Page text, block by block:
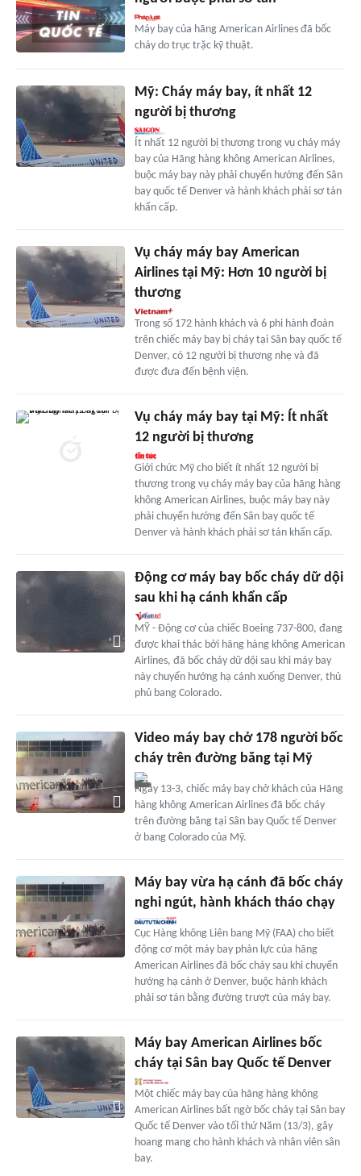
Máy bay của hãng American Airlines đã bốc
cháy do trục trặc kỹ thuật.
Mỹ: Cháy máy bay, ít nhất 12
người bị thương
Ít nhất 12 người bị thương trong vụ cháy máy
bay của Hãng hàng không American Airlines,
buộc máy bay này phải chuyển hướng đến Sân
bay quốc tế Denver và hành khách phải sơ tán
khẩn cấp.
Vụ cháy máy bay American
Airlines tại Mỹ: Hơn 10 người bị
thương
Trong số 172 hành khách và 6 phi hành đoàn
trên chiếc máy bay bị cháy tại Sân bay quốc tế
Denver, có 12 người bị thương nhẹ và đã
được đưa đến bệnh viện.
Vụ cháy máy bay tại Mỹ: Ít nhất
12 người bị thương
Giới chức Mỹ cho biết ít nhất 12 người bị
thương trong vụ cháy máy bay của hãng hàng
không American Airlines, buộc máy bay này
phải chuyển hướng đến Sân bay quốc tế
Denver và hành khách phải sơ tán khẩn cấp.
Động cơ máy bay bốc cháy dữ dội
sau khi hạ cánh khẩn cấp
MỸ - Động cơ của chiếc Boeing 737-800, đang
được khai thác bởi hãng hàng không American
Airlines, đã bốc cháy dữ dội sau khi máy bay
này chuyển hướng hạ cánh xuống Denver, thủ
phủ bang Colorado.
Video máy bay chở 178 người bốc
cháy trên đường băng tại Mỹ
Ngày 13-3, chiếc máy bay chở khách của Hãng
hàng không American Airlines đã bốc cháy
trên đường băng tại Sân bay Quốc tế Denver
ở bang Colorado của Mỹ.
Máy bay vừa hạ cánh đã bốc cháy
nghi ngút, hành khách tháo chạy
Cục Hàng không Liên bang Mỹ (FAA) cho biết
động cơ một máy bay phản lực của hãng
American Airlines đã bốc cháy sau khi chuyển
hướng hạ cánh ở Denver, buộc hành khách
phải sơ tán bằng đường trượt của máy bay.
Máy bay American Airlines bốc
cháy tại Sân bay Quốc tế Denver
Một chiếc máy bay của hãng hàng không
American Airlines bất ngờ bốc cháy tại Sân bay
Quốc tế Denver vào tối thứ Năm (13/3), gây
hoang mang cho hành khách và nhân viên sân
bay.